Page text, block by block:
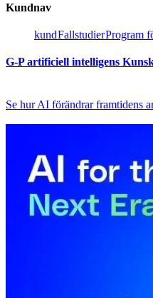
Kundnav​​
kund​​Fallstudier​​Program
G-P artificiell intelligens
Se hur AI förändrar framtidens